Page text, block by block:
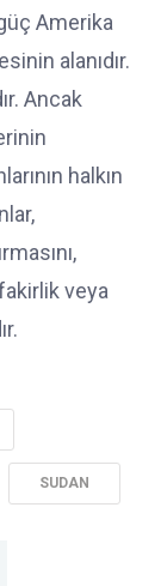
Amerika
alanıdır.
Ancak
halkın
veya
SUDAN